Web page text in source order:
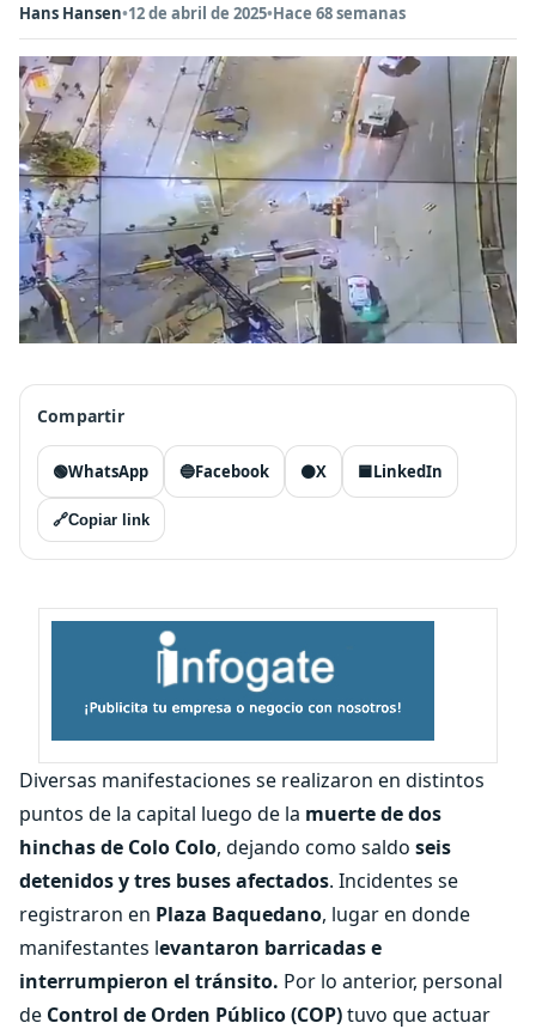
Hans Hansen•12 de abril de 2025•Hace 68 semanas
Compartir
🟢WhatsApp 🔵Facebook ⚫X 🟦LinkedIn
🔗Copiar link
Diversas manifestaciones se realizaron en distintos
puntos de la capital luego de la muerte de dos
hinchas de Colo Colo, dejando como saldo seis
detenidos y tres buses afectados. Incidentes se
registraron en Plaza Baquedano, lugar en donde
manifestantes levantaron barricadas e
interrumpieron el tránsito. Por lo anterior, personal
de Control de Orden Público (COP)tuvo que actuar